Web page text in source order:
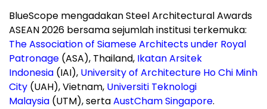
BlueScope mengadakan Steel Architectural Awards
ASEAN 2026 bersama sejumlah institusi terkemuka:
The Association of Siamese Architects under Royal
Patronage (ASA), Thailand, Ikatan Arsitek
Indonesia (IAI), University of Architecture Ho Chi Minh
City (UAH), Vietnam, Universiti Teknologi
Malaysia (UTM), sertaAustCham Singapore.